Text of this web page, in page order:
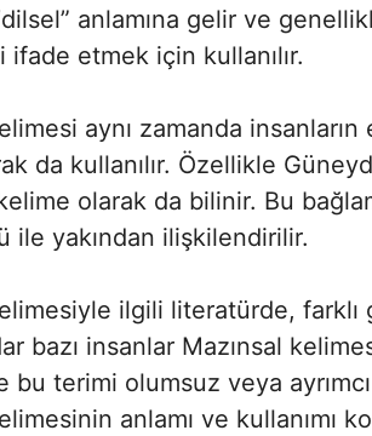
anlamına gelir ve
etmek için kullanılır.
aynı zamanda
da kullanılır. Özellikle
olarak da bilinir. Bu
ile yakından ilişkilendirilir.
ilgili literatürde,
bazı insanlar Mazınsal
bu terimi olumsuz veya
anlamı ve kullanımı